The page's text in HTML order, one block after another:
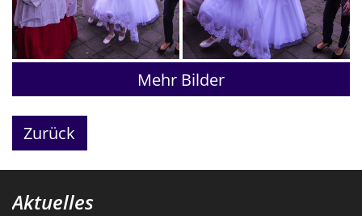
Mehr Bilder
Zurück
Aktuelles